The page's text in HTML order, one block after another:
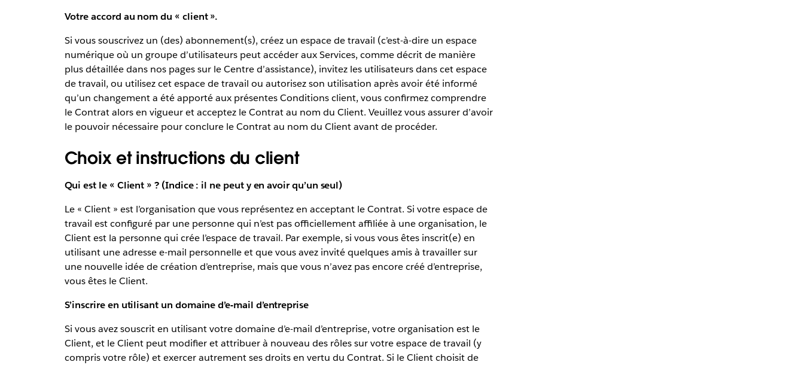
Votre accord au nom du « client ».
Si vous souscrivez un (des) abonnement(s), créez un espace de travail (c’est-à-dire un espace
numérique où un groupe d’utilisateurs peut accéder aux Services, comme décrit de manière
plus détaillée dans nos pages sur le Centre d’assistance), invitez les utilisateurs dans cet espace
de travail, ou utilisez cet espace de travail ou autorisez son utilisation après avoir été informé
qu’un changement a été apporté aux présentes Conditions client, vous confirmez comprendre
le Contrat alors en vigueur et acceptez le Contrat au nom du Client. Veuillez vous assurer d’avoir
le pouvoir nécessaire pour conclure le Contrat au nom du Client avant de procéder.
Choix et instructions du client
Qui est le « Client » ? (Indice : il ne peut y en avoir qu’un seul)
Le « Client » est l’organisation que vous représentez en acceptant le Contrat. Si votre espace de
travail est configuré par une personne qui n’est pas officiellement affiliée à une organisation, le
Client est la personne qui crée l’espace de travail. Par exemple, si vous vous êtes inscrit(e) en
utilisant une adresse e-mail personnelle et que vous avez invité quelques amis à travailler sur
une nouvelle idée de création d’entreprise, mais que vous n’avez pas encore créé d’entreprise,
vous êtes le Client.
S’inscrire en utilisant un domaine d’e-mail d’entreprise
Si vous avez souscrit en utilisant votre domaine d’e-mail d’entreprise, votre organisation est le
Client, et le Client peut modifier et attribuer à nouveau des rôles sur votre espace de travail (y
compris votre rôle) et exercer autrement ses droits en vertu du Contrat. Si le Client choisit de